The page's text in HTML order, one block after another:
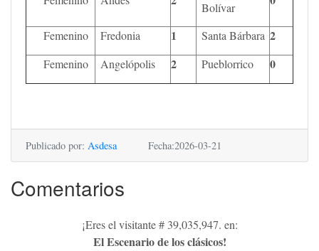
Bolívar
Femenino Fredonia 1 Santa Bárbara 2
Femenino Angelópolis 2 Pueblorrico 0
Publicado por: AsdesaFecha:2026-03-21
Comentarios
¡Eres el visitante # 39,035,947. en:
El Escenario de los clásicos!